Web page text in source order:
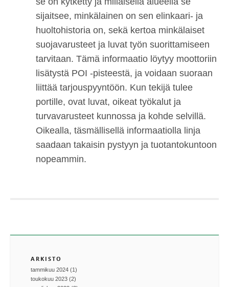
sijaitsee, minkälainen on sen elinkaari- ja
huoltohistoria on, sekä kertoa minkälaiset
suojavarusteet ja luvat työn suorittamiseen
tarvitaan. Tämä informaatio löytyy moottoriin
lisätystä POI -pisteestä, ja voidaan suoraan
liittää tarjouspyyntöön. Kun tekijä tulee
portille, ovat luvat, oikeat työkalut ja
turvavarusteet kunnossa ja kohde selvillä.
Oikealla, täsmällisellä informaatiolla linja
saadaan takaisin pystyyn ja tuotantokuntoon
nopeammin.
ARKISTO
tammikuu 2024 (1)
toukokuu 2023 (2)